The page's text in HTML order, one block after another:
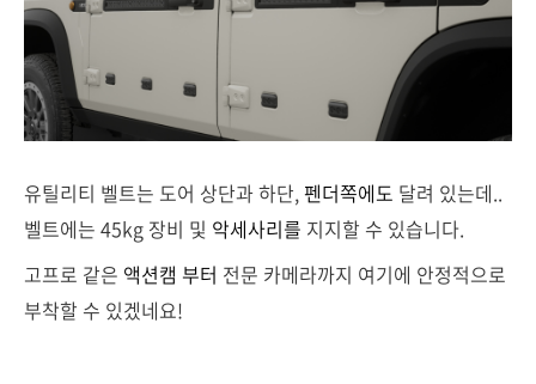
유틸리티 벨트는 도어 상단과 하단,펜더쪽에도 달려 있는데..
벨트에는 45kg 장비 및 악세사리를 지지할 수 있습니다.
고프로 같은 액션캠 부터 전문 카메라까지 여기에 안정적으로
부착할 수 있겠네요!